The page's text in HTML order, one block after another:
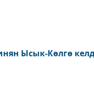
Ысык-Көлгө